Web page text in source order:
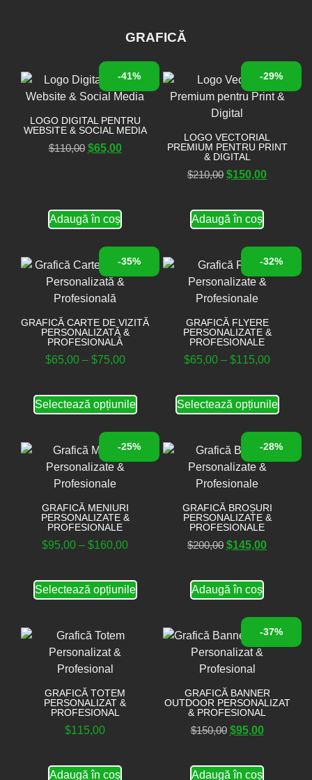
GRAFICĂ
-41%
LOGO DIGITAL PENTRU
WEBSITE & SOCIAL MEDIA
$110,00 $65,00
Adaugă în coș
-29%
LOGO VECTORIAL
PREMIUM PENTRU PRINT
& DIGITAL
$210,00 $150,00
Adaugă în coș
-35%
GRAFICĂ CARTE DE VIZITĂ
PERSONALIZATĂ &
PROFESIONALĂ
$65,00 – $75,00
Selectează opțiunile
-32%
GRAFICĂ FLYERE
PERSONALIZATE &
PROFESIONALE
$65,00 – $115,00
Selectează opțiunile
-25%
GRAFICĂ MENIURI
PERSONALIZATE &
PROFESIONALE
$95,00 – $160,00
Selectează opțiunile
-28%
GRAFICĂ BROȘURI
PERSONALIZATE &
PROFESIONALE
$200,00 $145,00
Adaugă în coș
GRAFICĂ TOTEM
PERSONALIZAT &
PROFESIONAL
$115,00
Adaugă în coș
-37%
GRAFICĂ BANNER
OUTDOOR PERSONALIZAT
& PROFESIONAL
$150,00 $95,00
Adaugă în coș